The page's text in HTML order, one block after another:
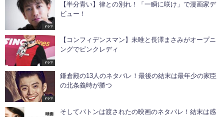
ドラマ
【半分青い】律との別れ！「一瞬に咲け」で漫画家デ
ビュー！
ドラマ
【コンフィデンスマン】未唯と長澤まさみがオープニ
ングでピンクレディ
ドラマ
鎌倉殿の13人のネタバレ！最後の結末は最年少の家臣
の北条義時が勝つ
そしてバトンは渡されたの映画のネタバレ！結末は感